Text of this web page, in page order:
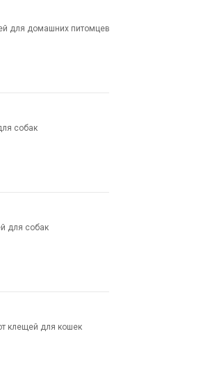
для домашних питомцев
собак
для собак
клещей для кошек